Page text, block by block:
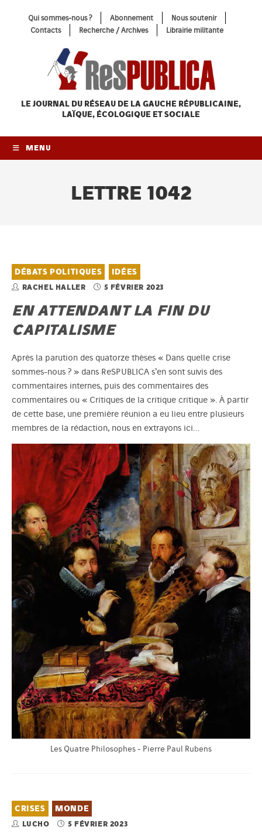
Qui sommes-nous ? Abonnement
Nous soutenir
Contacts
Recherche / Archives Librairie militante
LE JOURNAL DU RÉSEAU DE LA GAUCHE RÉPUBLICAINE,
LAÏQUE, ÉCOLOGIQUE ET SOCIALE
MENU
LETTRE 1042
DÉBATS POLITIQUES IDÉES
RACHEL HALLER 5 FÉVRIER 2023
EN ATTENDANT LA FIN DU
CAPITALISME
Après la parution des quatorze thèses « Dans quelle crise
sommes-nous ? » dans ReSPUBLICA s’en sont suivis des
commentaires internes, puis des commentaires des
commentaires ou « Critiques de la critique critique ». À partir
de cette base, une première réunion a eu lieu entre plusieurs
membres de la rédaction, nous en extrayons ici…
Les Quatre Philosophes - Pierre Paul Rubens
CRISES MONDE
LUCHO 5 FÉVRIER 2023